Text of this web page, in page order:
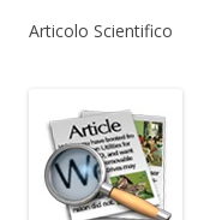
Articolo Scientifico